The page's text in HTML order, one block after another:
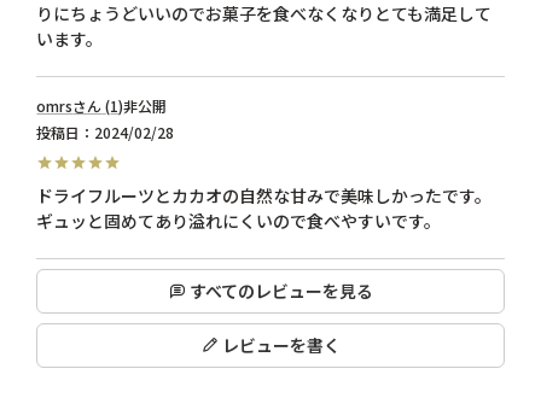
りにちょうどいいのでお菓子を食べなくなりとても満足して
います。
omrs 1 非公開
投稿日
2024/02/28
ドライフルーツとカカオの自然な甘みで美味しかったです。
ギュッと固めてあり溢れにくいので食べやすいです。
すべてのレビューを見る
レビューを書く